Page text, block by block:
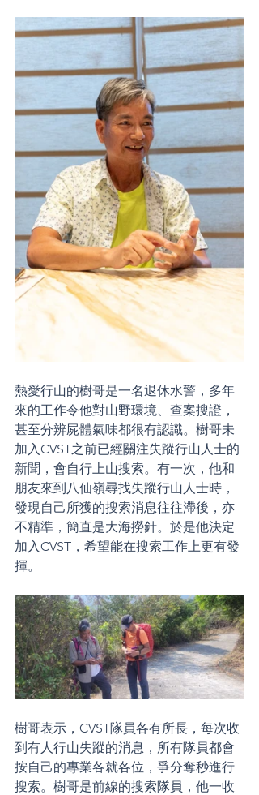
熱愛行山的樹哥是一名退休水警，多年
來的工作令他對山野環境、查案搜證，
甚至分辨屍體氣味都很有認識。樹哥未
加入CVST之前已經關注失蹤行山人士的
新聞，會自行上山搜索。有一次，他和
朋友來到八仙嶺尋找失蹤行山人士時，
發現自己所獲的搜索消息往往滯後，亦
不精準，簡直是大海撈針。於是他決定
加入CVST，希望能在搜索工作上更有發
揮。
樹哥表示，CVST隊員各有所長，每次收
到有人行山失蹤的消息，所有隊員都會
按自己的專業各就各位，爭分奪秒進行
搜索。樹哥是前線的搜索隊員，他一收